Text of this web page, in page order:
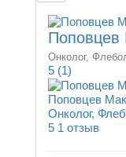
Поповцев
Онколог,
5 (1)
Поповцев
Онколог,
5 1 отзыв